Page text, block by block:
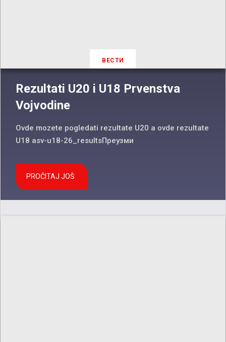
ВЕСТИ
Rezultati U20 i U18 Prvenstva
Vojvodine
Ovde mozete pogledati rezultate U20 a ovde rezultate
U18 asv-u18-26_resultsПреузми
PROČITAJ JOŠ